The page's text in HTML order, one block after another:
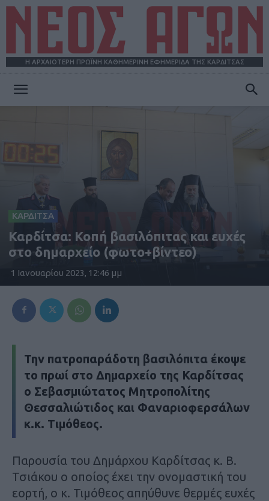
Η ΑΡΧΑΙΟΤΕΡΗ ΠΡΩΪΝΗ ΚΑΘΗΜΕΡΙΝΗ ΕΦΗΜΕΡΙΔΑ ΤΗΣ ΚΑΡΔΙΤΣΑΣ
ΚΑΡΔΙΤΣΑ
Καρδίτσα: Κοπή βασιλόπιτας και ευχές
στο δημαρχείο (φωτο+βίντεο)
1 Ιανουαρίου 2023, 12:46 μμ
Την πατροπαράδοτη βασιλόπιτα έκοψε
το πρωί στο Δημαρχείο της Καρδίτσας
ο Σεβασμιώτατος Μητροπολίτης
Θεσσαλιώτιδος και Φαναριοφερσάλων
κ.κ. Τιμόθεος.
Παρουσία του Δημάρχου Καρδίτσας κ. Β.
Τσιάκου ο οποίος έχει την ονομαστική του
εορτή, ο κ. Τιμόθεος απηύθυνε θερμές ευχές